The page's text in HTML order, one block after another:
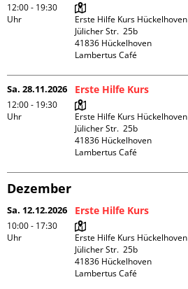
12:00 - 19:30
Uhr
Erste Hilfe Kurs Hückelhoven
Jülicher Str.  25b
41836 Hückelhoven
Lambertus Café
Sa. 28.11.2026
12:00 - 19:30
Uhr
Erste Hilfe Kurs
Erste Hilfe Kurs Hückelhoven
Jülicher Str.  25b
41836 Hückelhoven
Lambertus Café
Dezember
Sa. 12.12.2026
10:00 - 17:30
Uhr
Erste Hilfe Kurs
Erste Hilfe Kurs Hückelhoven
Jülicher Str.  25b
41836 Hückelhoven
Lambertus Café